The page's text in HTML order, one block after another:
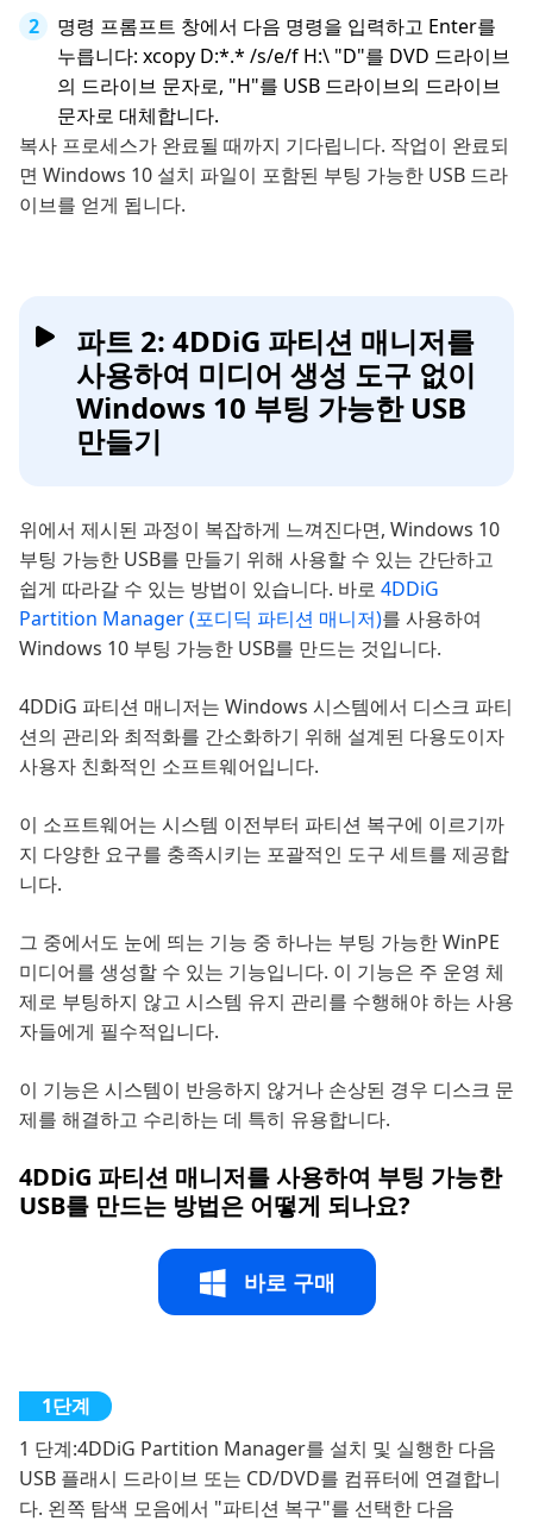
명령 프롬프트 창에서 다음 명령을 입력하고 Enter를
누릅니다: xcopy D:*.* /s/e/f H:\ "D"를 DVD 드라이브
의 드라이브 문자로, "H"를 USB 드라이브의 드라이브
문자로 대체합니다.
복사 프로세스가 완료될 때까지 기다립니다. 작업이 완료되
면 Windows 10 설치 파일이 포함된 부팅 가능한 USB 드라
이브를 얻게 됩니다.
파트 2: 4DDiG 파티션 매니저를
사용하여 미디어 생성 도구 없이
Windows 10 부팅 가능한 USB
만들기
위에서 제시된 과정이 복잡하게 느껴진다면, Windows 10
부팅 가능한 USB를 만들기 위해 사용할 수 있는 간단하고
쉽게 따라갈 수 있는 방법이 있습니다. 바로 4DDiG
Partition Manager (포디딕 파티션 매니저)를 사용하여
Windows 10 부팅 가능한 USB를 만드는 것입니다.
4DDiG 파티션 매니저는 Windows 시스템에서 디스크 파티
션의 관리와 최적화를 간소화하기 위해 설계된 다용도이자
사용자 친화적인 소프트웨어입니다.
이 소프트웨어는 시스템 이전부터 파티션 복구에 이르기까
지 다양한 요구를 충족시키는 포괄적인 도구 세트를 제공합
니다.
그 중에서도 눈에 띄는 기능 중 하나는 부팅 가능한 WinPE
미디어를 생성할 수 있는 기능입니다. 이 기능은 주 운영 체
제로 부팅하지 않고 시스템 유지 관리를 수행해야 하는 사용
자들에게 필수적입니다.
이 기능은 시스템이 반응하지 않거나 손상된 경우 디스크 문
제를 해결하고 수리하는 데 특히 유용합니다.
4DDiG 파티션 매니저를 사용하여 부팅 가능한
USB를 만드는 방법은 어떻게 되나요?
바로 구매
1 단계:4DDiG Partition Manager를 설치 및 실행한 다음
USB 플래시 드라이브 또는 CD/DVD를 컴퓨터에 연결합니
다. 왼쪽 탐색 모음에서 "파티션 복구"를 선택한 다음